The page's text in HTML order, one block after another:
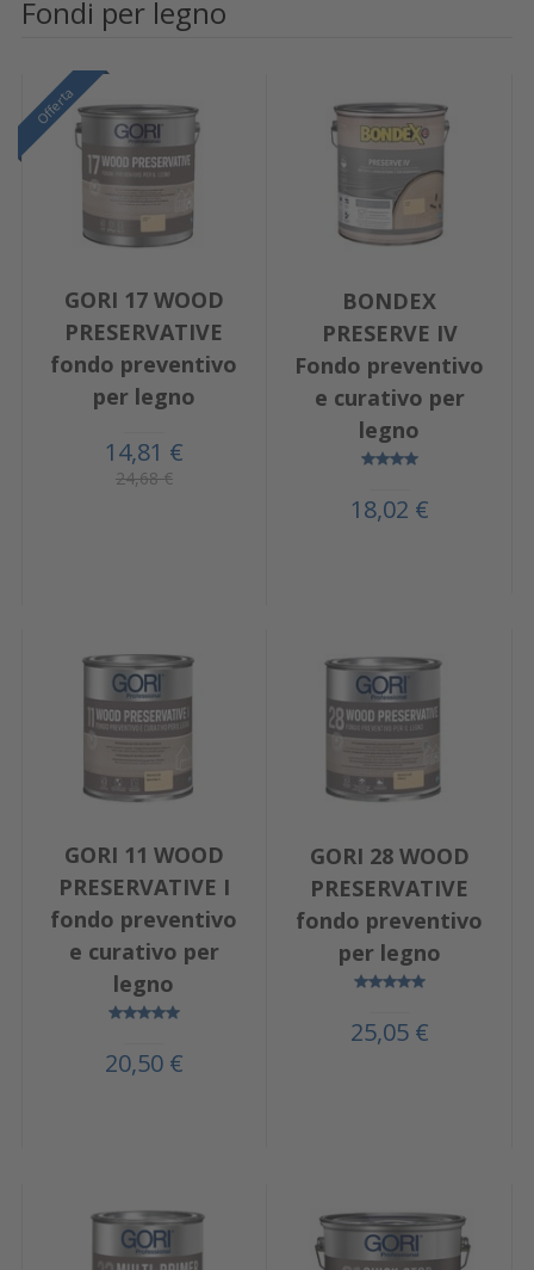
Fondi per legno
Offerta
GORI 17 WOOD
PRESERVATIVE
fondo preventivo
per legno
14,81 €
24,68 €
BONDEX
PRESERVE IV
Fondo preventivo
e curativo per
legno
18,02 €
GORI 11 WOOD
PRESERVATIVE I
fondo preventivo
e curativo per
legno
20,50 €
GORI 28 WOOD
PRESERVATIVE
fondo preventivo
per legno
25,05 €